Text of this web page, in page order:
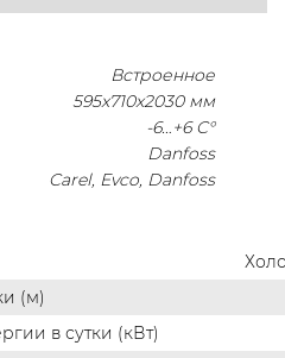
Встроенное
595х710х2030 мм
-6…+6 C°
Danfoss
Carel, Evco, Danfoss
(м)
в сутки (кВт)